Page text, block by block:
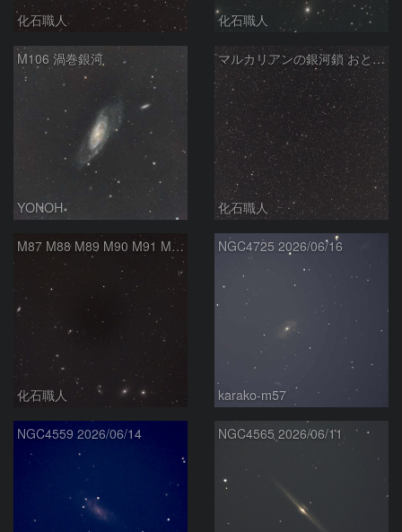
化石職人 化石職人
M106 渦巻銀河
YONOH
マルカリアンの銀河鎖 おとめ座・ かみのけ座の銀河
化石職人
M87 M88 M89 M90 M91 M100 マルカリアンの銀河鎖 おとめ座 かみのけ座
化石職人
NGC4725 2026/06/16
karako-m57
NGC4559 2026/06/14 NGC4565 2026/06/11